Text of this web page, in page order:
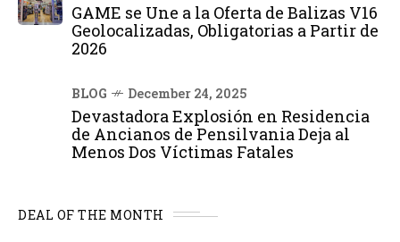
GAME se Une a la Oferta de Balizas V16
Geolocalizadas, Obligatorias a Partir de
2026
BLOG December 24, 2025
Devastadora Explosión en Residencia
de Ancianos de Pensilvania Deja al
Menos Dos Víctimas Fatales
DEAL OF THE MONTH